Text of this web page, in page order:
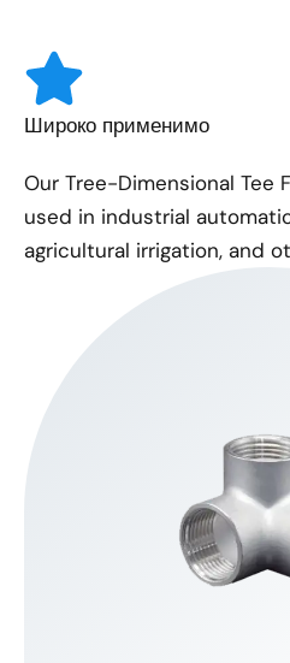
Широко применимо
Our Tree-Dimensional Tee
used in industrial
agricultural irrigation, and